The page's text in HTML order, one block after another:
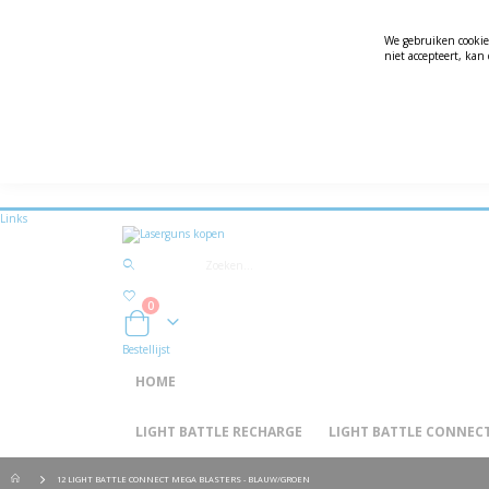
We gebruiken
niet accepteert,
Links
0producten
Bestellijst
HOME
LIGHT BATTLE RECHARGE LIGHT BATTLE
12 LIGHT BATTLE CONNECT MEGA BLASTERS - BLAUW/GROEN